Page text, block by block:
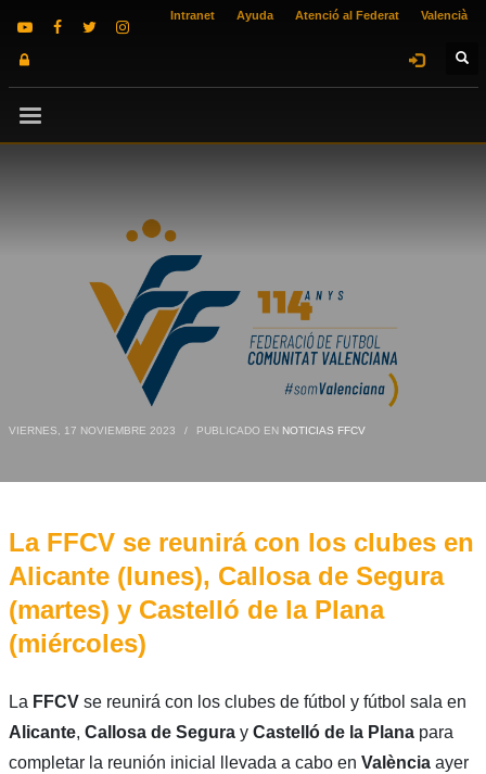
Intranet Ayuda Atenció al Federat Valencià
VIERNES, 17 NOVIEMBRE 2023 / PUBLICADO EN NOTICIAS FFCV
La FFCV se reunirá con los clubes en
Alicante (lunes), Callosa de Segura
(martes) y Castelló de la Plana
(miércoles)
La FFCVse reunirá con los clubes de fútbol y fútbol sala en
Alicante, Callosa de SegurayCastelló de la Planapara
completar la reunión inicial llevada a cabo en Valènciaayer